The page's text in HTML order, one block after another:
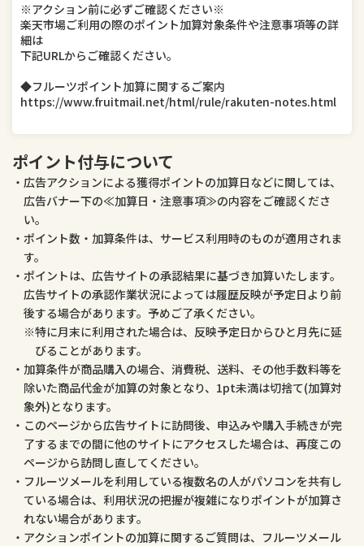
インテリア・寝具・収納 日用品雑貨・文房具・手芸
キッチン用品・食器・調理器具
テレビゲーム ホビー
美容・コスメ・香水
医薬品・コンタクト・介護 ペット・ペットグッズ
※アクション前に必ずご確認ください※
楽天市場ご利用の際のポイント加算対象条件や注意事項等の詳
細は
下記URLからご確認ください。
◆フルーツポイント加算に関するご案内
https://www.fruitmail.net/html/rule/rakuten-notes.html
ポイント付与について
広告アクションによる獲得ポイントの加算日などに関しては、
広告バナー下の≪加算日・注意事項≫の内容をご確認くださ
い。
ポイント数・加算条件は、サービス利用時のものが適用されま
す。
ポイントは、広告サイトの承認結果に基づき加算いたします。
広告サイトの承認作業状況によっては履歴反映が予定日より前
後する場合があります。予めご了承ください。
特に月末に利用された場合は、反映予定日からひと月先に延
びることがあります。
加算条件が商品購入の場合、消費税、送料、その他手数料等を
除いた商品代金が加算の対象となり、1pt未満は切捨て(加算対
象外)となります。
このページから広告サイトに訪問後、申込みや購入手続きが完
了するまでの間に他のサイトにアクセスした場合は、再度この
ページから訪問し直してください。
フルーツメールを利用している複数名の人がパソコンを共有し
ている場合は、利用状況の把握が複雑になりポイントが加算さ
れない場合があります。
アクションポイントの加算に関するご質問は、フルーツメール